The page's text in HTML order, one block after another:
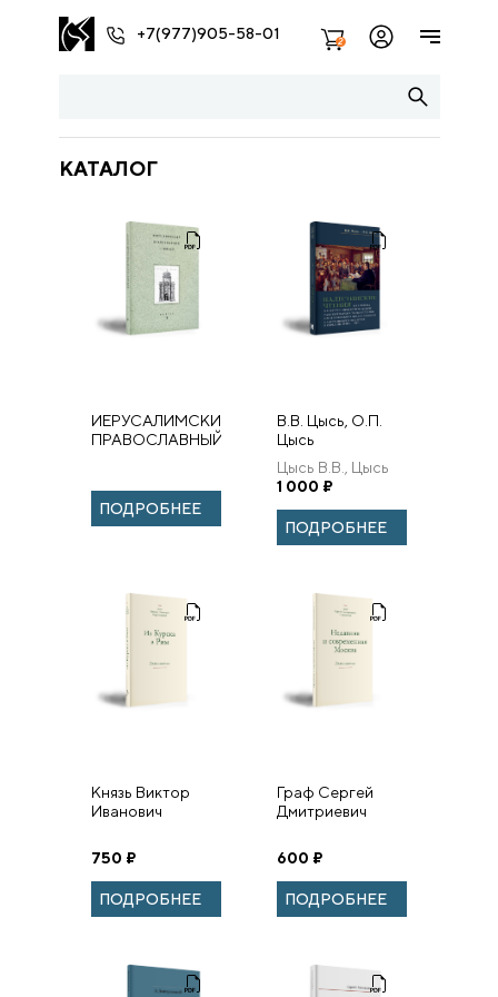
+7(977)905-58-01 2
КАТАЛОГ
ИЕРУСАЛИМСКИЙ
ПРАВОСЛАВНЫЙ
ПОДРОБНЕЕ
В.В. Цысь, О.П.
Цысь
ПАЛЕСТИНСКИЕ
ЧТЕНИЯ КАК
ФОРМА
КУЛЬТУРНО-
ПРОСВЕТИТЕЛЬСКОЙ
Цысь В.В., Цысь
О.П.
1 000 ₽
ПОДРОБНЕЕ
Князь Виктор
Иванович
Курска в Рим.
Воспоминания
750 ₽
ПОДРОБНЕЕ
Граф Сергей
Дмитриевич
НЕДАВНЯЯ И
СОВРЕМЕННАЯ
МОСКВА
Воспоминания
600 ₽
ПОДРОБНЕЕ